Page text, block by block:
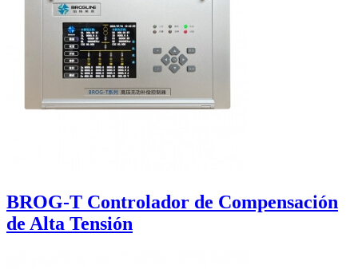
BROG-T Controlador de Compensación
de Alta Tensión